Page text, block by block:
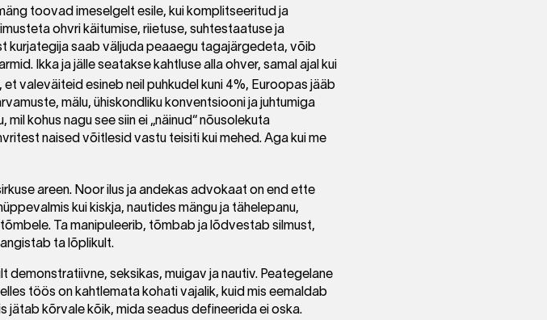
toovad imeselgelt esile, kui komplitseeritud ja
ohvri käitumise, riietuse, suhtestaatuse ja
kurjategija saab väljuda peaaegu tagajärgedeta, võib
Ikka ja jälle seatakse kahtluse alla ohver, samal ajal kui
et valeväiteid esineb neil puhkudel kuni 4%, Euroopas jääb
mälu, ühiskondliku konventsiooni ja juhtumiga
kohus nagu see siin ei „näinud“ nõusolekuta
naised võitlesid vastu teisiti kui mehed. Aga kui me
areen. Noor ilus ja andekas advokaat on end ette
kui kiskja, nautides mängu ja tähelepanu,
Ta manipuleerib, tõmbab ja lõdvestab silmust,
ta lõplikult.
demonstratiivne, seksikas, muigav ja nautiv. Peategelane
töös on kahtlemata kohati vajalik, kuid mis eemaldab
jätab kõrvale kõik, mida seadus defineerida ei oska.